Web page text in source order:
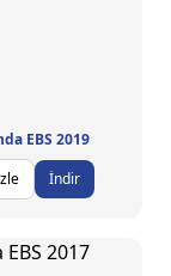
EBS 2019
İndir